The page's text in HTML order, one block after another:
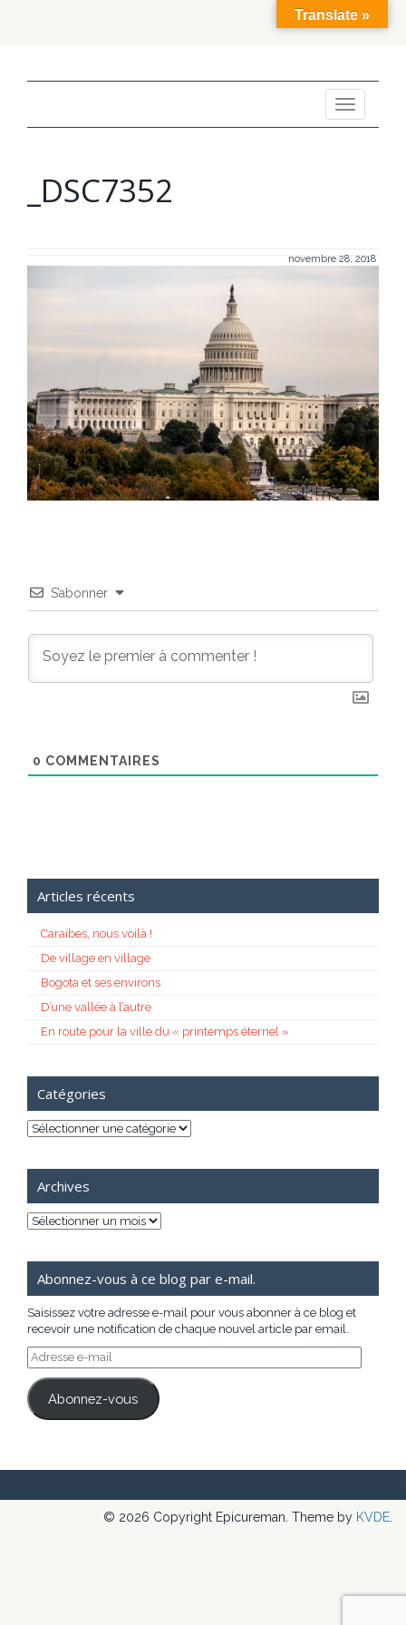
Toggle
navigation
_DSC7352
novembre 28, 2018
S’abonner
0 COMMENTAIRES
Articles récents
Caraïbes, nous voilà !
De village en village
Bogota et ses environs
D’une vallée à l’autre
En route pour la ville du « printemps éternel »
Catégories
Catégories
Archives
Archives
Abonnez-vous à ce blog par e-mail.
Saisissez votre adresse e-mail pour vous abonner à ce blog et
recevoir une notification de chaque nouvel article par email.
Adresse
e-
mail
Abonnez-vous
© 2026 Copyright Epicureman. Theme by KVDE.
Translate »